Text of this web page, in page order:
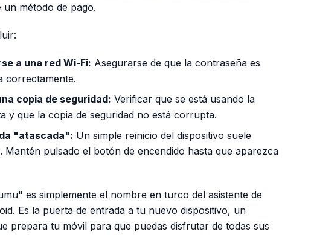
método de pago.
a una red Wi-Fi: Asegurarse de que la contraseña es
correctamente.
copia de seguridad: Verificar que se está usando la
y que la copia de seguridad no está corrupta.
"atascada": Un simple reinicio del dispositivo suele
pulsado el botón de encendido hasta que aparezca
es simplemente el nombre en turco del asistente de
Es la puerta de entrada a tu nuevo dispositivo, un
prepara tu móvil para que puedas disfrutar de todas sus